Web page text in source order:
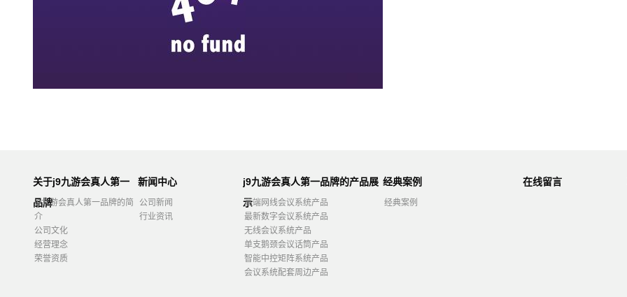
关于j9九游会真人第一
品牌
j9九游会真人第一品牌的简
介
公司文化
经营理念
荣誉资质
新闻中心
公司新闻
行业资讯
j9九游会真人第一品牌的产品展
示
高端网线会议系统产品
最新数字会议系统产品
无线会议系统产品
单支鹅颈会议话筒产品
智能中控矩阵系统产品
会议系统配套周边产品
经典案例
经典案例
在线留言